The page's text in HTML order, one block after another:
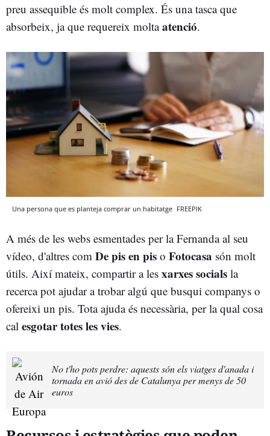
preu assequible és molt complex. És una tasca que
absorbeix, ja que requereix moltaatenció.
Una persona que es planteja comprar un habitatge FREEPIK
A més de les webs esmentades per la Fernanda al seu
vídeo, d'altres com De pis en pis o Fotocasa són molt
útils. Així mateix, compartir a les xarxes socials la
recerca pot ajudar a trobar algú que busqui companys o
ofereixi un pis. Tota ajuda és necessària, per la qual cosa
cal esgotar totes les vies.
No t'ho pots perdre: aquests són els viatges d'anada i
tornada en avió des de Catalunya per menys de 50
euros